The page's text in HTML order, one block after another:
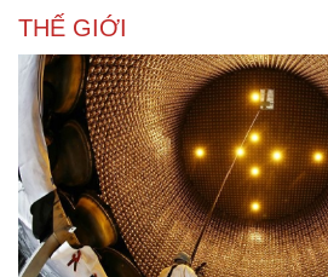
Doanh nghiệp
Thông tin doanh nghiệp
Doanh nghiệp 24h
Doanh nhân
Vì cộng đồng
Tin
Trải
THẾ GIỚI